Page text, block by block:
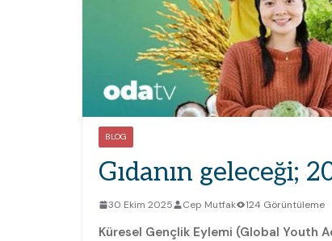
BLOG
Gıdanın geleceği;
30 Ekim 2025 Cep Mutfak 124 Görüntüleme
Küresel Gençlik Eylemi (Global Youth